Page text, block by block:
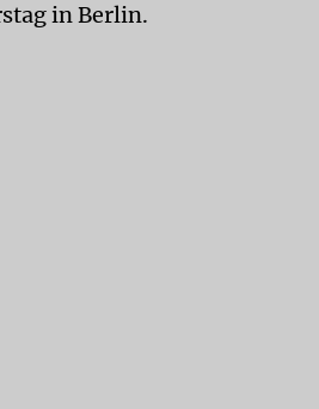
in Berlin.